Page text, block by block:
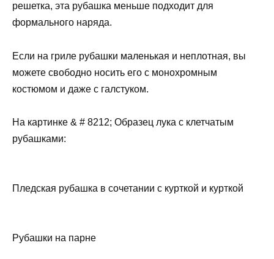
решетка, эта рубашка меньше подходит для
формального наряда.
Если на гриле рубашки маленькая и неплотная, вы
можете свободно носить его с монохромным
костюмом и даже с галстуком.
На картинке & # 8212; Образец лука с клетчатым
рубашками:
Пледская рубашка в сочетании с курткой и курткой
Рубашки на парне